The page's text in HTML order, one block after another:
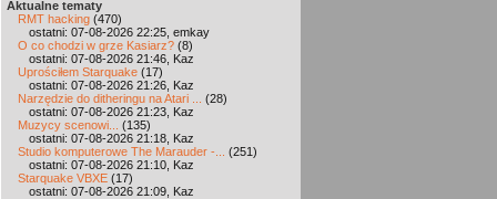
Aktualne tematy
RMT hacking (470)
ostatni: 07-08-2026 22:25, emkay
O co chodzi w grze Kasiarz? (8)
ostatni: 07-08-2026 21:46, Kaz
Uprościłem Starquake (17)
ostatni: 07-08-2026 21:26, Kaz
Narzędzie do ditheringu na Atari ...
(28)
ostatni: 07-08-2026 21:23, Kaz
Muzycy scenowi...
(135)
ostatni: 07-08-2026 21:18, Kaz
Studio komputerowe The Marauder -...
(251)
ostatni: 07-08-2026 21:10, Kaz
Starquake VBXE (17)
ostatni: 07-08-2026 21:09, Kaz